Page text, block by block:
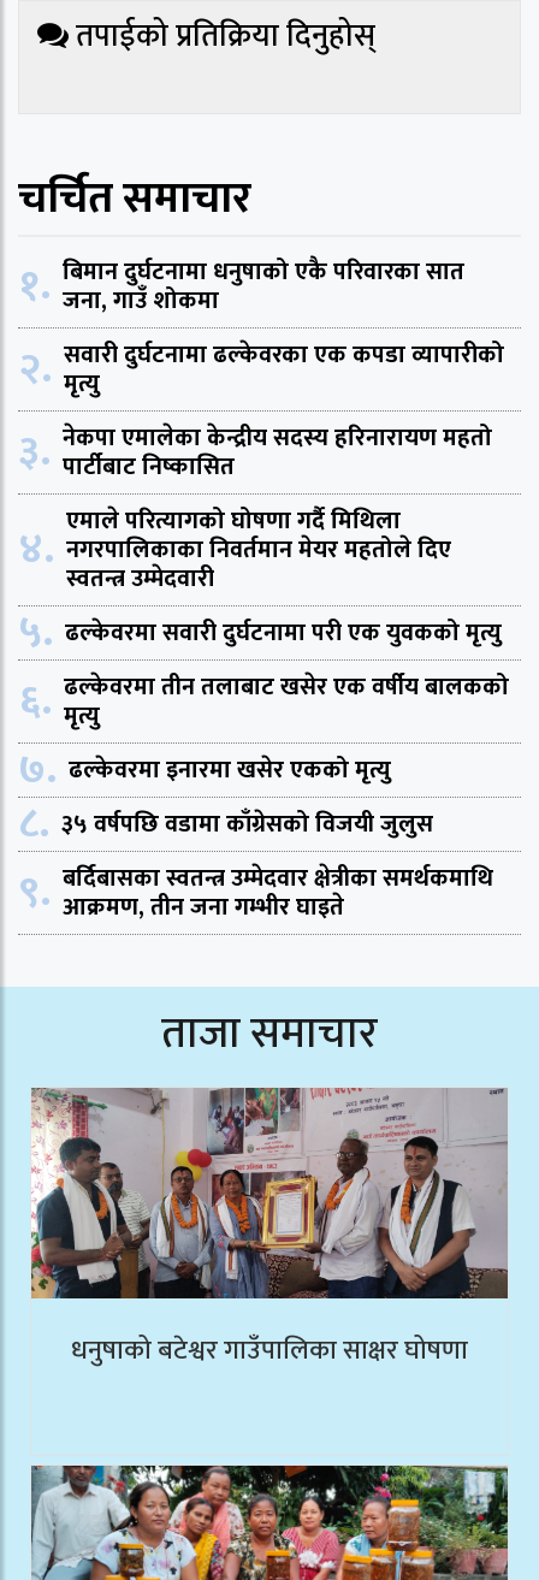
तपाईको प्रतिक्रिया दिनुहोस्
चर्चित समाचार
१. बिमान दुर्घटनामा धनुषाको एकै परिवारका सात
जना, गाउँ शोकमा
२. सवारी दुर्घटनामा ढल्केवरका एक कपडा व्यापारीको
मृत्यु
३. नेकपा एमालेका केन्द्रीय सदस्य हरिनारायण महतो
पार्टीबाट निष्कासित
४. एमाले परित्यागको घोषणा गर्दै मिथिला
नगरपालिकाका निवर्तमान मेयर महतोले दिए
स्वतन्त्र उम्मेदवारी
५. ढल्केवरमा सवारी दुर्घटनामा परी एक युवकको मृत्यु
६. ढल्केवरमा तीन तलाबाट खसेर एक वर्षीय बालकको
मृत्यु
७. ढल्केवरमा इनारमा खसेर एकको मृत्यु
८. ३५ वर्षपछि वडामा काँग्रेसको विजयी जुलुस
९. बर्दिबासका स्वतन्त्र उम्मेदवार क्षेत्रीका समर्थकमाथि
आक्रमण, तीन जना गम्भीर घाइते
ताजा समाचार
धनुषाको बटेश्वर गाउँपालिका साक्षर घोषणा